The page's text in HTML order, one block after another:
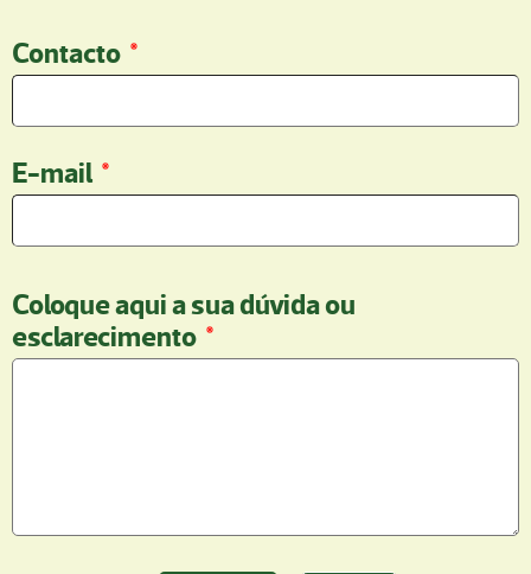
Contacto *
E-mail *
Coloque aqui a sua dúvida ou
esclarecimento *